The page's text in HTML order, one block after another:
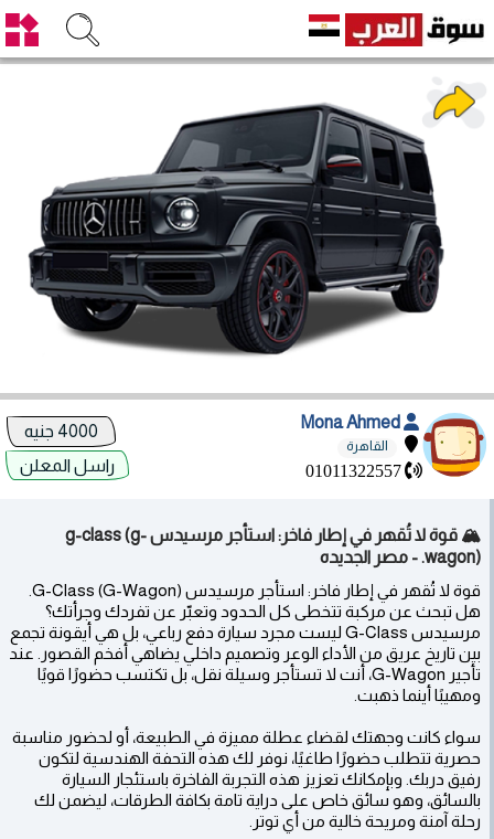
القاهرة
01011322557
راسل المعلن
🏔️ قوة لا تُقهر في إطار فاخر: استأجر مرسيدس g-class (g-
wagon). - مصر الجديده
قوة لا تُقهر في إطار فاخر: استأجر مرسيدس G-Class (G-Wagon).
هل تبحث عن مركبة تتخطى كل الحدود وتعبّر عن تفردك وجرأتك؟
مرسيدس G-Class ليست مجرد سيارة دفع رباعي، بل هي أيقونة تجمع
بين تاريخ عريق من الأداء الوعر وتصميم داخلي يضاهي أفخم القصور. عند
تأجير G-Wagon، أنت لا تستأجر وسيلة نقل، بل تكتسب حضورًا قويًا
ومهيبًا أينما ذهبت.
سواء كانت وجهتك لقضاء عطلة مميزة في الطبيعة، أو لحضور مناسبة
حصرية تتطلب حضورًا طاغيًا، نوفر لك هذه التحفة الهندسية لتكون
رفيق دربك. وبإمكانك تعزيز هذه التجربة الفاخرة باستئجار السيارة
بالسائق، وهو سائق خاص على دراية تامة بكافة الطرقات، ليضمن لك
رحلة آمنة ومريحة خالية من أي توتر.